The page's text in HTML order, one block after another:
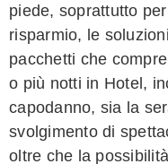
piede, soprattutto
risparmio, le
pacchetti che
o più notti in Hotel,
capodanno, sia la
svolgimento di
oltre che la